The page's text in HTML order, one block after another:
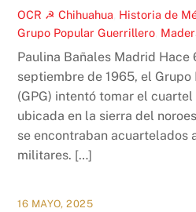
OCR ☭ Chihuahua Historia de
Grupo Popular Guerrillero
Paulina Bañales Madrid Hace
septiembre de 1965, el
(GPG) intentó tomar el
ubicada en la sierra del
se encontraban acuartelados
militares. […]
16 MAYO, 2025